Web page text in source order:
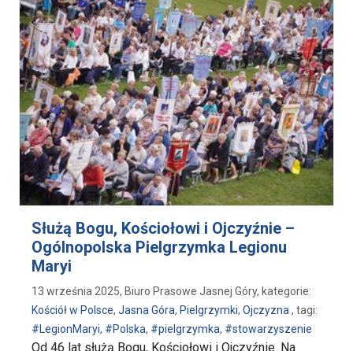
Służą Bogu, Kościołowi i Ojczyźnie –
Ogólnopolska Pielgrzymka Legionu
Maryi
13 września 2025, Biuro Prasowe Jasnej Góry, kategorie:
Kościół w Polsce, Jasna Góra, Pielgrzymki, Ojczyzna, tagi:
#LegionMaryi, #Polska, #pielgrzymka, #stowarzyszenie
Od 46 lat służą Bogu, Kościołowi i Ojczyźnie. Na